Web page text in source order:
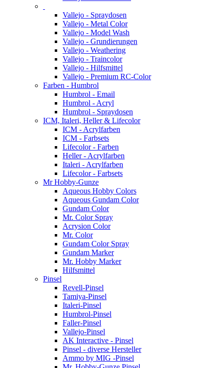
Vallejo - Spraydosen
Vallejo - Metal Color
Vallejo - Model Wash
Vallejo - Grundierungen
Vallejo - Weathering
Vallejo - Traincolor
Vallejo - Hilfsmittel
Vallejo - Premium RC-Color
Farben - Humbrol
Humbrol - Email
Humbrol - Acryl
Humbrol - Spraydosen
ICM, Italeri, Heller & Lifecolor
ICM - Acrylfarben
ICM - Farbsets
Lifecolor - Farben
Heller - Acrylfarben
Italeri - Acrylfarben
Lifecolor - Farbsets
Mr Hobby-Gunze
Aqueous Hobby Colors
Aqueous Gundam Color
Gundam Color
Mr. Color Spray
Acrysion Color
Mr. Color
Gundam Color Spray
Gundam Marker
Mr. Hobby Marker
Hilfsmittel
Pinsel
Revell-Pinsel
Tamiya-Pinsel
Italeri-Pinsel
Humbrol-Pinsel
Faller-Pinsel
Vallejo-Pinsel
AK Interactive - Pinsel
Pinsel - diverse Hersteller
Ammo by MIG -Pinsel